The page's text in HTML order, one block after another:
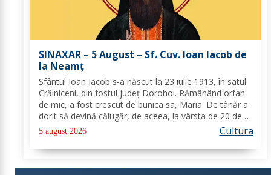
SINAXAR – 5 August – Sf. Cuv. Ioan Iacob de
la Neamţ
Sfântul Ioan Iacob s-a născut la 23 iulie 1913, în satul
Crăiniceni, din fostul județ Dorohoi. Rămânând orfan
de mic, a fost crescut de bunica sa, Maria. De tânăr a
dorit să devină călugăr, de aceea, la vârsta de 20 de
ani, și-a îndreptat pașii spre Mănăstirea Neamț. La 8
aprilie 1936, rasoforul...
5 august 2026 Cultura